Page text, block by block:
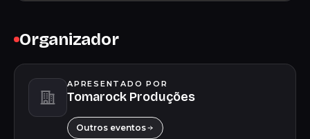
Organizador
APRESENTADO POR
Tomarock Produções
Outros eventos